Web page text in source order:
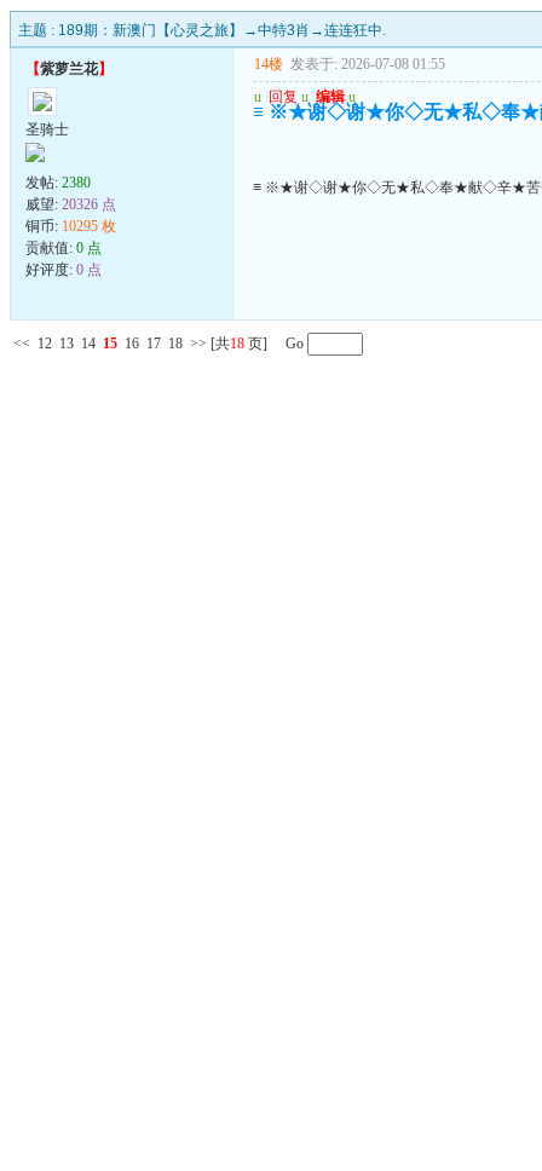
主题 : 189期：新澳门【心灵之旅】→中特3肖→连连狂中.
【紫萝兰花】
圣骑士
发帖: 2380
威望: 20326 点
铜币: 10295 枚
贡献值: 0 点
好评度: 0 点
14楼 发表于: 2026-07-08 01:55
u 回复 u 编辑 u
≡ ※★谢◇谢★你◇无★私◇奉
≡ ※★谢◇谢★你◇无★私◇奉★献◇辛★
<< 12 13 14 15 16 17 18 >> [共18 页] Go